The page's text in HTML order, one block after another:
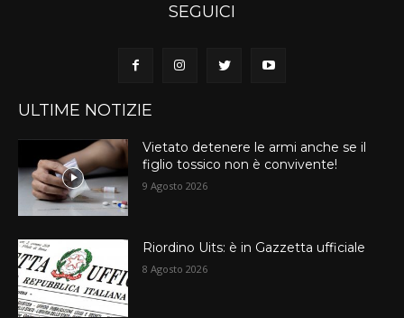
SEGUICI
ULTIME NOTIZIE
Vietato detenere le armi anche se il
figlio tossico non è convivente!
9 Agosto 2026
Riordino Uits: è in Gazzetta ufficiale
8 Agosto 2026